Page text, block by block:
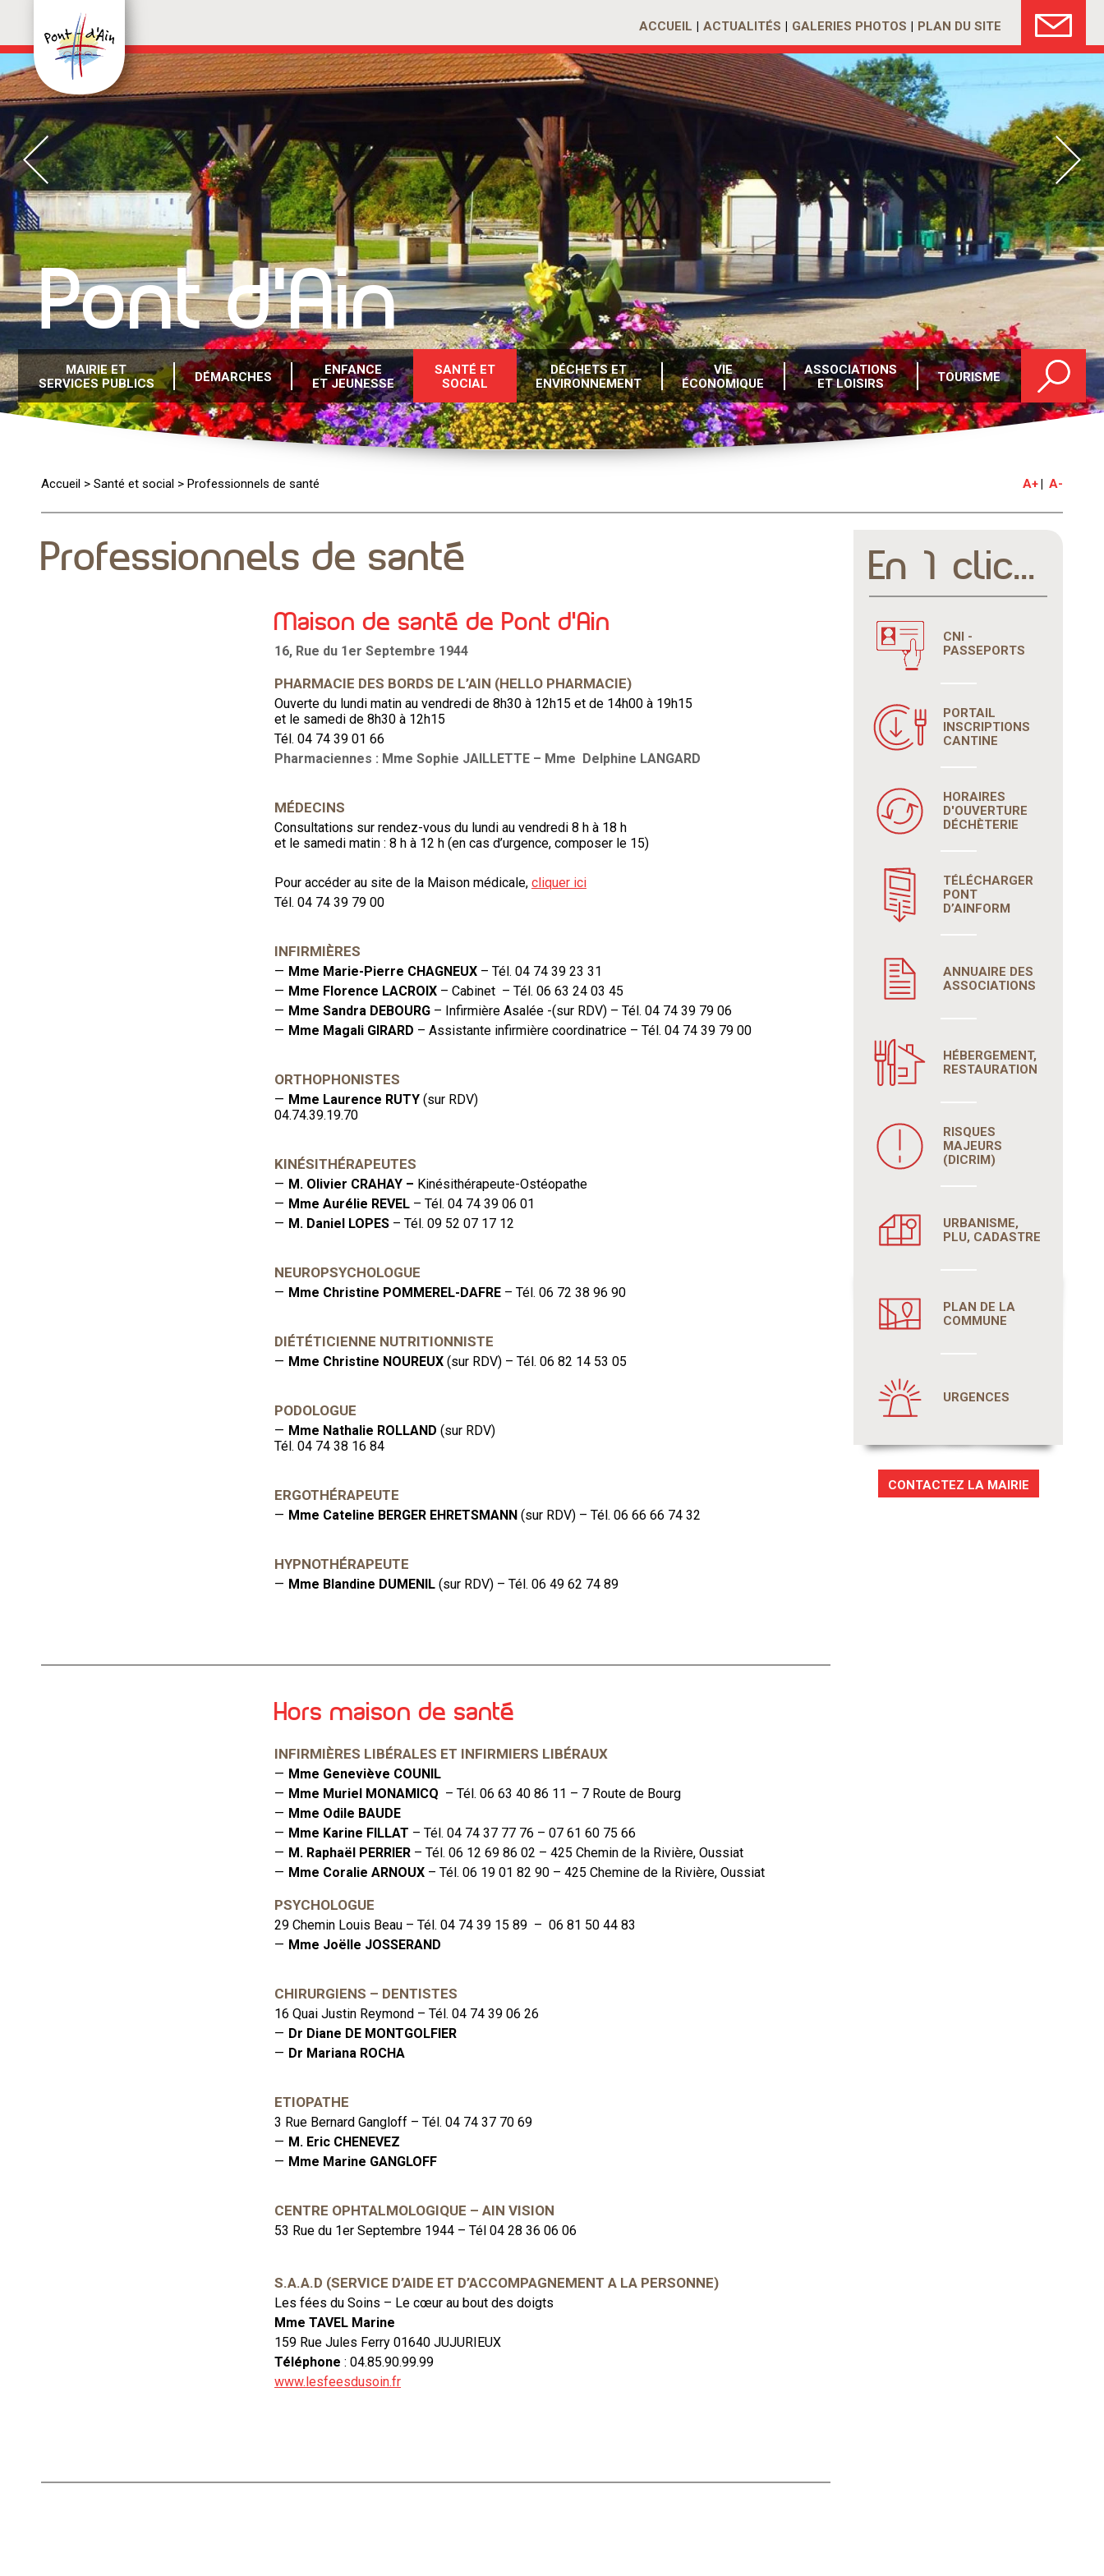
ACCUEIL ACTUALITÉS GALERIES PHOTOS PLAN DU SITE
Pont d'Ain
MAIRIE ET
SERVICES PUBLICS
DÉMARCHES
ENFANCE
ET JEUNESSE
SANTÉ ET
SOCIAL
DÉCHETS ET
ENVIRONNEMENT
VIE
ÉCONOMIQUE
ASSOCIATIONS
ET LOISIRS
TOURISME
Accueil > Santé et social > Professionnels de santé A+ A-
Professionnels de santé
Maison de santé de Pont d’Ain
16, Rue du 1er Septembre 1944
PHARMACIE DES BORDS DE L’AIN (HELLO PHARMACIE)
Ouverte du lundi matin au vendredi de 8h30 à 12h15 et de 14h00 à 19h15
et le samedi de 8h30 à 12h15
Tél. 04 74 39 01 66
Pharmaciennes : Mme Sophie JAILLETTE – Mme Delphine LANGARD
MÉDECINS
Consultations sur rendez-vous du lundi au vendredi 8 h à 18 h
et le samedi matin : 8 h à 12 h (en cas d’urgence, composer le 15)
Pour accéder au site de la Maison médicale, cliquer ici
Tél. 04 74 39 79 00
INFIRMIÈRES
Mme Marie-Pierre CHAGNEUX – Tél. 04 74 39 23 31
Mme Florence LACROIX – Cabinet – Tél. 06 63 24 03 45
Mme Sandra DEBOURG – Infirmière Asalée -(sur RDV) – Tél. 04 74 39 79 06
Mme Magali GIRARD – Assistante infirmière coordinatrice – Tél. 04 74 39 79 00
ORTHOPHONISTES
Mme Laurence RUTY (sur RDV)
04.74.39.19.70
KINÉSITHÉRAPEUTES
M. Olivier CRAHAY – Kinésithérapeute-Ostéopathe
Mme Aurélie REVEL – Tél. 04 74 39 06 01
M. Daniel LOPES – Tél. 09 52 07 17 12
NEUROPSYCHOLOGUE
Mme Christine POMMEREL-DAFRE – Tél. 06 72 38 96 90
DIÉTÉTICIENNE NUTRITIONNISTE
Mme Christine NOUREUX (sur RDV) – Tél. 06 82 14 53 05
PODOLOGUE
Mme Nathalie ROLLAND (sur RDV)
Tél. 04 74 38 16 84
ERGOTHÉRAPEUTE
Mme Cateline BERGER EHRETSMANN (sur RDV) – Tél. 06 66 66 74 32
HYPNOTHÉRAPEUTE
Mme Blandine DUMENIL (sur RDV) – Tél. 06 49 62 74 89
Hors maison de santé
INFIRMIÈRES LIBÉRALES ET INFIRMIERS LIBÉRAUX
Mme Geneviève COUNIL
Mme Muriel MONAMICQ – Tél. 06 63 40 86 11 – 7 Route de Bourg
Mme Odile BAUDE
Mme Karine FILLAT – Tél. 04 74 37 77 76 – 07 61 60 75 66
M. Raphaël PERRIER – Tél. 06 12 69 86 02 – 425 Chemin de la Rivière, Oussiat
Mme Coralie ARNOUX – Tél. 06 19 01 82 90 – 425 Chemine de la Rivière, Oussiat
PSYCHOLOGUE
29 Chemin Louis Beau – Tél. 04 74 39 15 89 – 06 81 50 44 83
Mme Joëlle JOSSERAND
CHIRURGIENS – DENTISTES
16 Quai Justin Reymond – Tél. 04 74 39 06 26
Dr Diane DE MONTGOLFIER
Dr Mariana ROCHA
ETIOPATHE
3 Rue Bernard Gangloff – Tél. 04 74 37 70 69
M. Eric CHENEVEZ
Mme Marine GANGLOFF
CENTRE OPHTALMOLOGIQUE – AIN VISION
53 Rue du 1er Septembre 1944 – Tél 04 28 36 06 06
S.A.A.D (SERVICE D’AIDE ET D’ACCOMPAGNEMENT A LA PERSONNE)
Les fées du Soins – Le cœur au bout des doigts
Mme TAVEL Marine
159 Rue Jules Ferry 01640 JUJURIEUX
Téléphone : 04.85.90.99.99
www.lesfeesdusoin.fr
En 1 clic...
CNI -
PASSEPORTS
PORTAIL
INSCRIPTIONS
CANTINE
HORAIRES
D'OUVERTURE
DÉCHÈTERIE
TÉLÉCHARGER
PONT
D’AINFORM
ANNUAIRE DES
ASSOCIATIONS
HÉBERGEMENT,
RESTAURATION
RISQUES
MAJEURS
(DICRIM)
URBANISME,
PLU, CADASTRE
PLAN DE LA
COMMUNE
URGENCES
CONTACTEZ LA MAIRIE